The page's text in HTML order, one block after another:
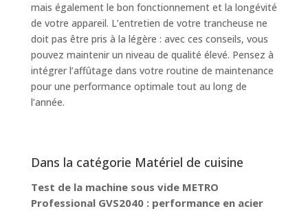
mais également le bon fonctionnement et la longévité
de votre appareil. L’entretien de votre trancheuse ne
doit pas être pris à la légère : avec ces conseils, vous
pouvez maintenir un niveau de qualité élevé. Pensez à
intégrer l’affûtage dans votre routine de maintenance
pour une performance optimale tout au long de
l’année.
Dans la catégorie Matériel de cuisine
Test de la machine sous vide METRO
Professional GVS2040 : performance en acier